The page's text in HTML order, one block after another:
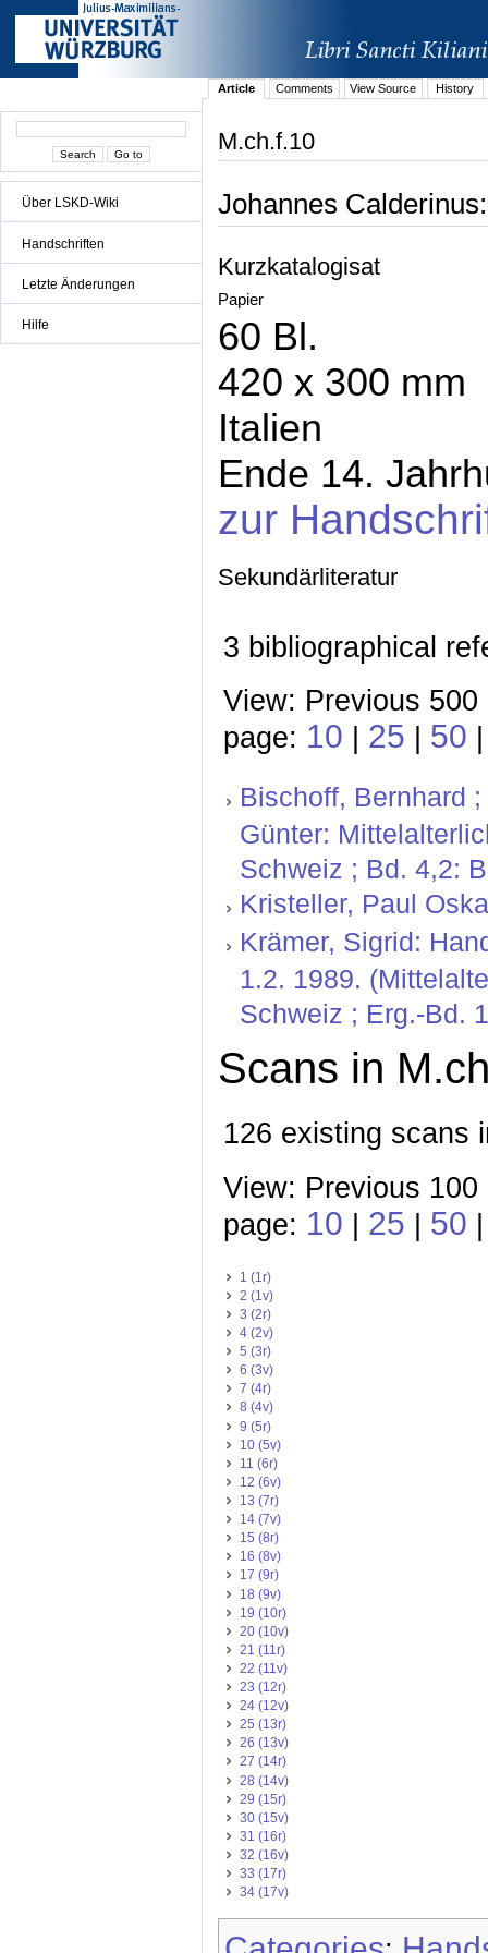
Über LSKD-Wiki
Handschriften
Letzte Änderungen
Hilfe
Article Comments View Source History
M.ch.f.10
Johannes
Kurzkatalogisat
Papier
60 Bl.
420 x 300 mm
Italien
Ende 14.
zur
Sekundärliteratur
3 bibliographical
View: Previous
page: 10 | 25 | 50
Bischoff, Bernhard
Günter:
Schweiz ; Bd. 4,2:
Kristeller, Paul
Krämer, Sigrid:
1.2. 1989.
Schweiz ; Erg.-Bd.
Scans in
126 existing scans
View: Previous
page: 10 25 50
1 (1r)
2 (1v)
3 (2r)
4 (2v)
5 (3r)
6 (3v)
7 (4r)
8 (4v)
9 (5r)
10 (5v)
11 (6r)
12 (6v)
13 (7r)
14 (7v)
15 (8r)
16 (8v)
17 (9r)
18 (9v)
19 (10r)
20 (10v)
21 (11r)
22 (11v)
23 (12r)
24 (12v)
25 (13r)
26 (13v)
27 (14r)
28 (14v)
29 (15r)
30 (15v)
31 (16r)
32 (16v)
33 (17r)
34 (17v)